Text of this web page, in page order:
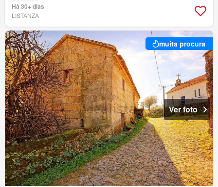
Há 30+ dias
LISTANZA
muita procura
Ver foto